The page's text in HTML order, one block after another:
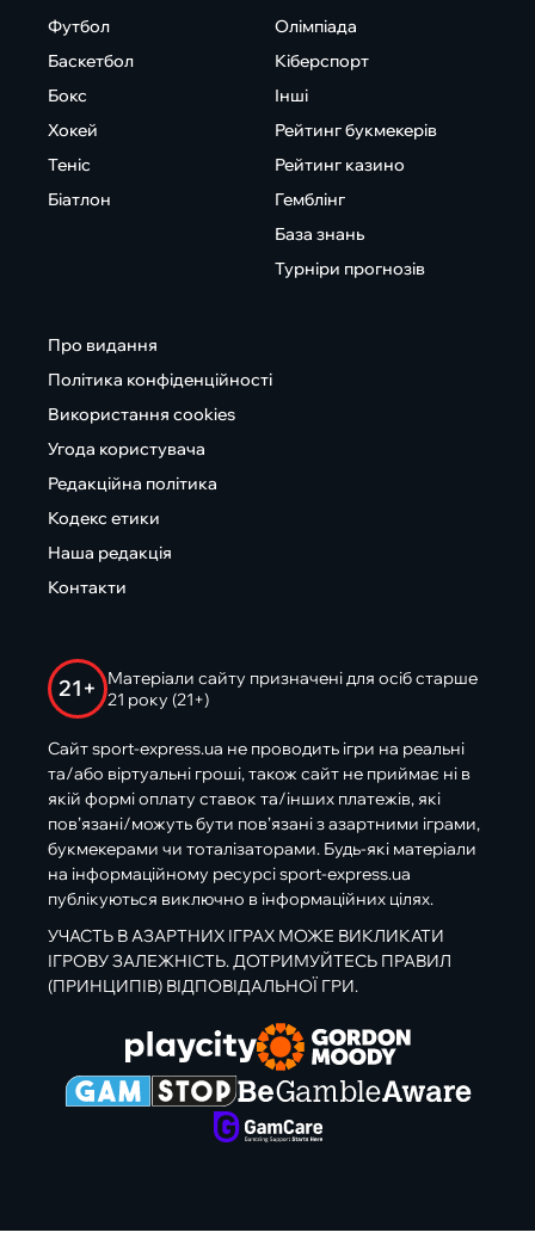
Футбол
Баскетбол
Бокс
Хокей
Теніс
Біатлон
Олімпіада
Кіберспорт
Інші
Рейтинг букмекерів
Рейтинг казино
Гемблінг
База знань
Турніри прогнозів
Про видання
Політика конфіденційності
Використання cookies
Угода користувача
Редакційна політика
Кодекс етики
Наша редакція
Контакти
21+
Матеріали сайту призначені для осіб старше
21 року (21+)
Сайт sport-express.ua не проводить ігри на реальні
та/або віртуальні гроші, також сайт не приймає ні в
якій формі оплату ставок та/інших платежів, які
пов’язані/можуть бути пов’язані з азартними іграми,
букмекерами чи тоталізаторами. Будь-які матеріали
на інформаційному ресурсі sport-express.ua
публікуються виключно в інформаційних цілях.
УЧАСТЬ В АЗАРТНИХ ІГРАХ МОЖЕ ВИКЛИКАТИ
ІГРОВУ ЗАЛЕЖНІСТЬ. ДОТРИМУЙТЕСЬ ПРАВИЛ
(ПРИНЦИПІВ) ВІДПОВІДАЛЬНОЇ ГРИ.